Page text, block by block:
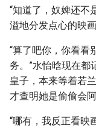
“知道了，奴婢还不
溢地分发点心的映画
“算了吧你，你看看
务。”水怡晗现在都
皇子，本来等着若
才查明她是偷偷会阿
“哪有，我反正看映